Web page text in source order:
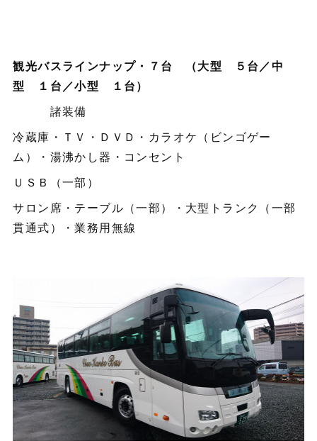
観光バスラインナップ・７台 （大型 ５台／中
型 １台／小型 １台）
諸装備
冷蔵庫・ＴＶ・ＤＶＤ・カラオケ（ビンゴゲー
ム）・湯沸かし器・コンセント
ＵＳＢ（一部）
サロン席・テーブル（一部）・大型トランク（一部
貫通式）・業務用無線